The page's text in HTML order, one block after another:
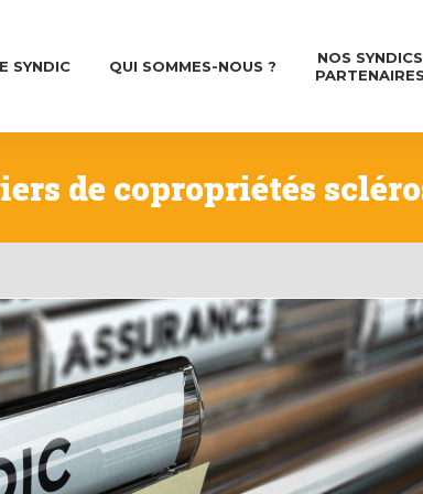
SYNDIC QUI SOMMES-NOUS ?
NOS SYNDICS
PARTENAIRES
de copropriétés